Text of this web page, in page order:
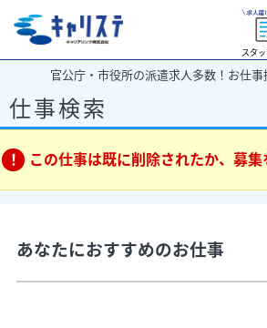
スタ
官公庁・市役所の派遣求人多数！お仕
仕事検索
この仕事は既に削除されたか、募集
あなたにおすすめのお仕事